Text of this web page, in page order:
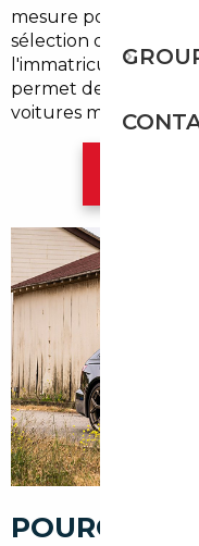
mesure pour l'
sélection des
l'immatriculation.
permet de gagner
voitures mieux
POURQUOI